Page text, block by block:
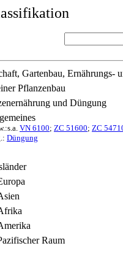
Gartenbau, Ernährungs-
Pflanzenbau
und Düngung
VN 6100; ZC 51600; ZC
Düngung
Raum